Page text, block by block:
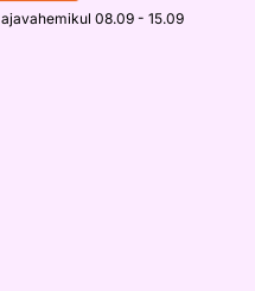
ajavahemikul 08.09 - 15.09